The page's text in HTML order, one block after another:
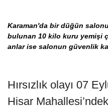
Karaman'da bir düğün
bulunan 10 kilo kuru yemişi
anlar ise salonun güvenlik
Hırsızlık olayı 07
Hisar